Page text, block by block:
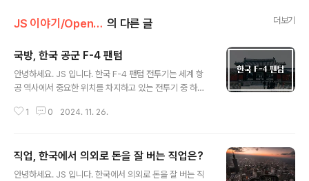
JS 이야기/Open AI 의 다른 글 더보기
​국방, 한국 공군 F-4 팬텀
안녕하세요. JS 입니다. 한국 F-4 팬텀 전투기는 세계 항
공 역사에서 중요한 위치를 차지하고 있는 전투기 중 하나
운영 실태를 알아보겠습니다. 이 항공기는 냉전 시대의 상
부터 가동되기 시작해, 한국을 포함한 여러 나라에서 사용
되어 왔습니다.한국 전쟁 이후, 이 전투기는 한국 공군의 핵
1 0 2024. 11. 26.
직업, 한국에서 의외로 돈을 잘 버는 직업은?
안녕하세요. JS 입니다. 한국에서 의외로 돈을 잘 버는 직